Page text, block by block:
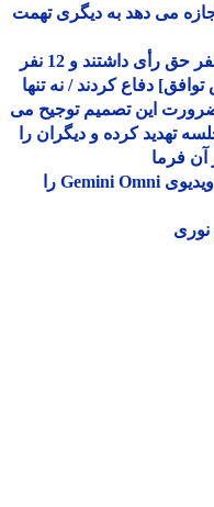
می دهد به دیگری تهمت
پزشکیان: در شورای امنیت 12 یا 13 نفر حق رأی داشتند و 12 نفر
دفاع کردند / نه تنها
این تصمیم توجیح می
کرده و دیگران را
گوگل دسترسی رایگان به ابزار تولید ویدیوی Gemini Omni را